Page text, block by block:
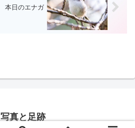
本日のエナガ
写真と足跡